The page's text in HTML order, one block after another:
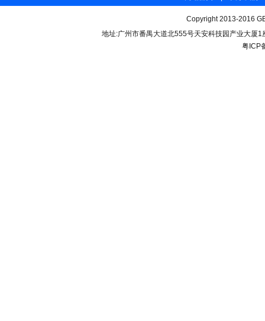
Copyright 2013-2016
地址:广州市番禺大道北555号天安科技园产业大厦
粤ICP